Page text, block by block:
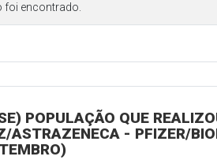
foi encontrado.
POPULAÇÃO QUE
ASTRAZENECA - PFIZER/